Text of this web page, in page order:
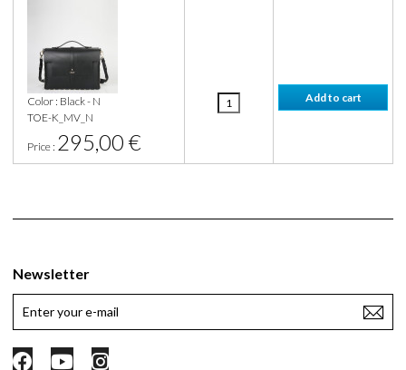
Color : Black - N
TOE-K_MV_N
Price : 295,00 €
Newsletter